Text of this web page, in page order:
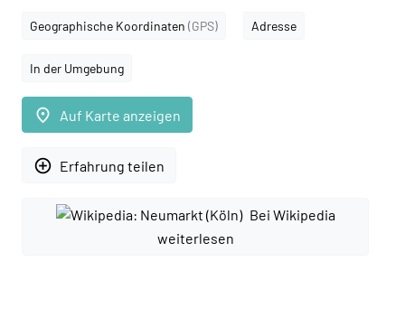
Geographische Koordinaten (GPS) Adresse
In der Umgebung
place Auf Karte anzeigen
add_circle_outline Erfahrung teilen
Bei Wikipedia
weiterlesen